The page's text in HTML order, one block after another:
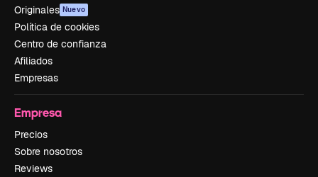
Originales Nuevo
Política de cookies
Centro de confianza
Afiliados
Empresas
Empresa
Precios
Sobre nosotros
Reviews